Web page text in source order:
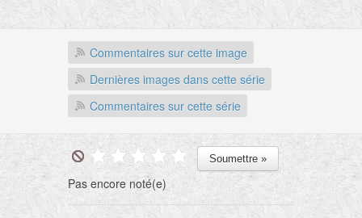
Commentaires sur cette image
Dernières images dans cette série
Commentaires sur cette série
Pas encore noté(e)